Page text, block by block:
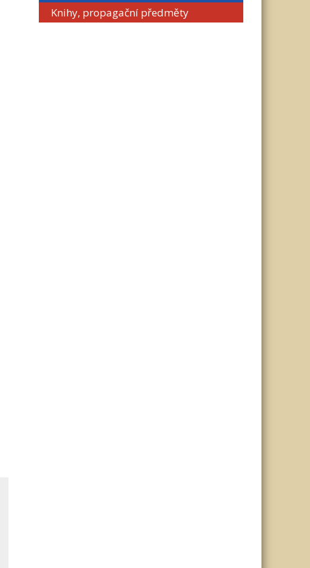
Knihy, propagační předměty